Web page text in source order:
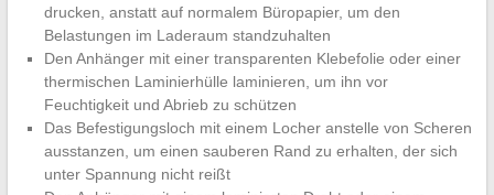
drucken, anstatt auf normalem Büropapier, um den
Belastungen im Laderaum standzuhalten
Den Anhänger mit einer transparenten Klebefolie oder einer
thermischen Laminierhülle laminieren, um ihn vor
Feuchtigkeit und Abrieb zu schützen
Das Befestigungsloch mit einem Locher anstelle von Scheren
ausstanzen, um einen sauberen Rand zu erhalten, der sich
unter Spannung nicht reißt